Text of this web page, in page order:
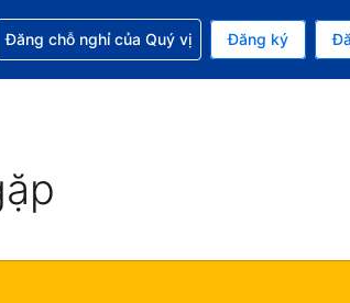
Loại tiền tệ hiện tại của bạn là Đô la
của bạn. Ngôn ngữ hiện tại của bạn là
trợ giúp với đặt chỗ
Đăng chỗ nghỉ của Quý vị Đăng ký